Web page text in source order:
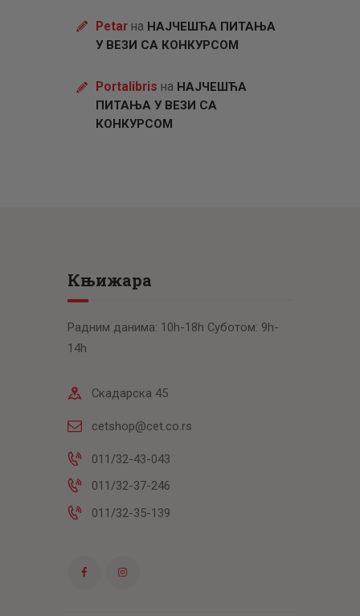
Petarна НАЈЧЕШЋА ПИТАЊА
У ВЕЗИ СА КОНКУРСОМ
Portalibris на НАЈЧЕШЋА
ПИТАЊА У ВЕЗИ СА
КОНКУРСОМ
Књижара
Радним данима: 10h-18h Суботом: 9h-
14h
Скадарска 45
cetshop@cet.co.rs
011/32-43-043
011/32-37-246
011/32-35-139